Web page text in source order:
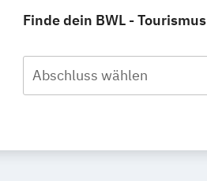
Finde dein BWL -
Abschluss wählen